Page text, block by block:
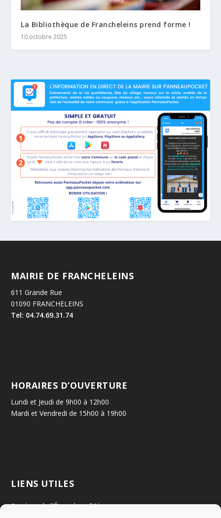
La Bibliothèque de Francheleins prend forme !
10 octobre 2025
MAIRIE DE FRANCHELEINS
611 Grande Rue
01090 FRANCHELEINS
Tel: 04.74.69.31.74
HORAIRES D’OUVERTURE
Lundi et Jeudi de 9h00 à 12h00
Mardi et Vendredi de 15h00 à 19h00
LIENS UTILES
Services de l'État dans l'Ain